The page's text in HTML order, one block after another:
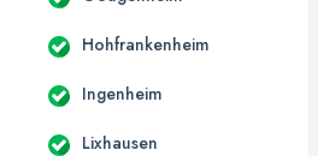
Hohfrankenheim
Ingenheim
Lixhausen